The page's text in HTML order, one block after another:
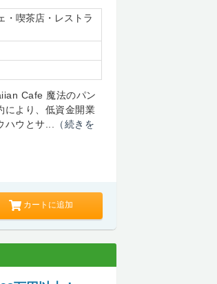
・喫茶店・レストラ
Cafe 魔法のパン
により、低資金開業
ウとサ...
（続きを
カートに追加